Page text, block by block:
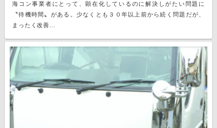
海コン事業者にとって、顕在化しているのに解決しがたい問題に
〝待機時間〟がある。少なくとも３０年以上前から続く問題だが、
まったく改善...